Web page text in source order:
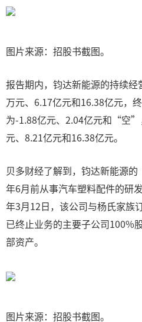
图片来源：招股书截图。
报告期内，钧达新能源的持续
万元、6.17亿元和16.38亿元，
为-1.88亿元、2.04亿元和“空”
元、8.21亿元和16.38亿元。
贝多财经了解到，钧达新能源
年6月前从事汽车塑料配件的研
年3月12日，该公司与杨氏家族
已终止业务的主要子公司100%
部资产。
图片来源：招股书截图。